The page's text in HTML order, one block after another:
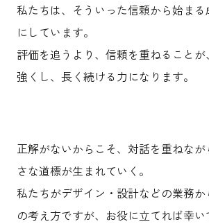
私たちは、そういった信頼から始ま
にしています。
評価を追うより、信頼を重ねること
強くし、長く続ける力になります。
正解がないからこそ、対話を重ねな
さな道標が生まれていく。
私たちがデザイン・設計などの業務
の考え方ですが、お役に立てれば幸い